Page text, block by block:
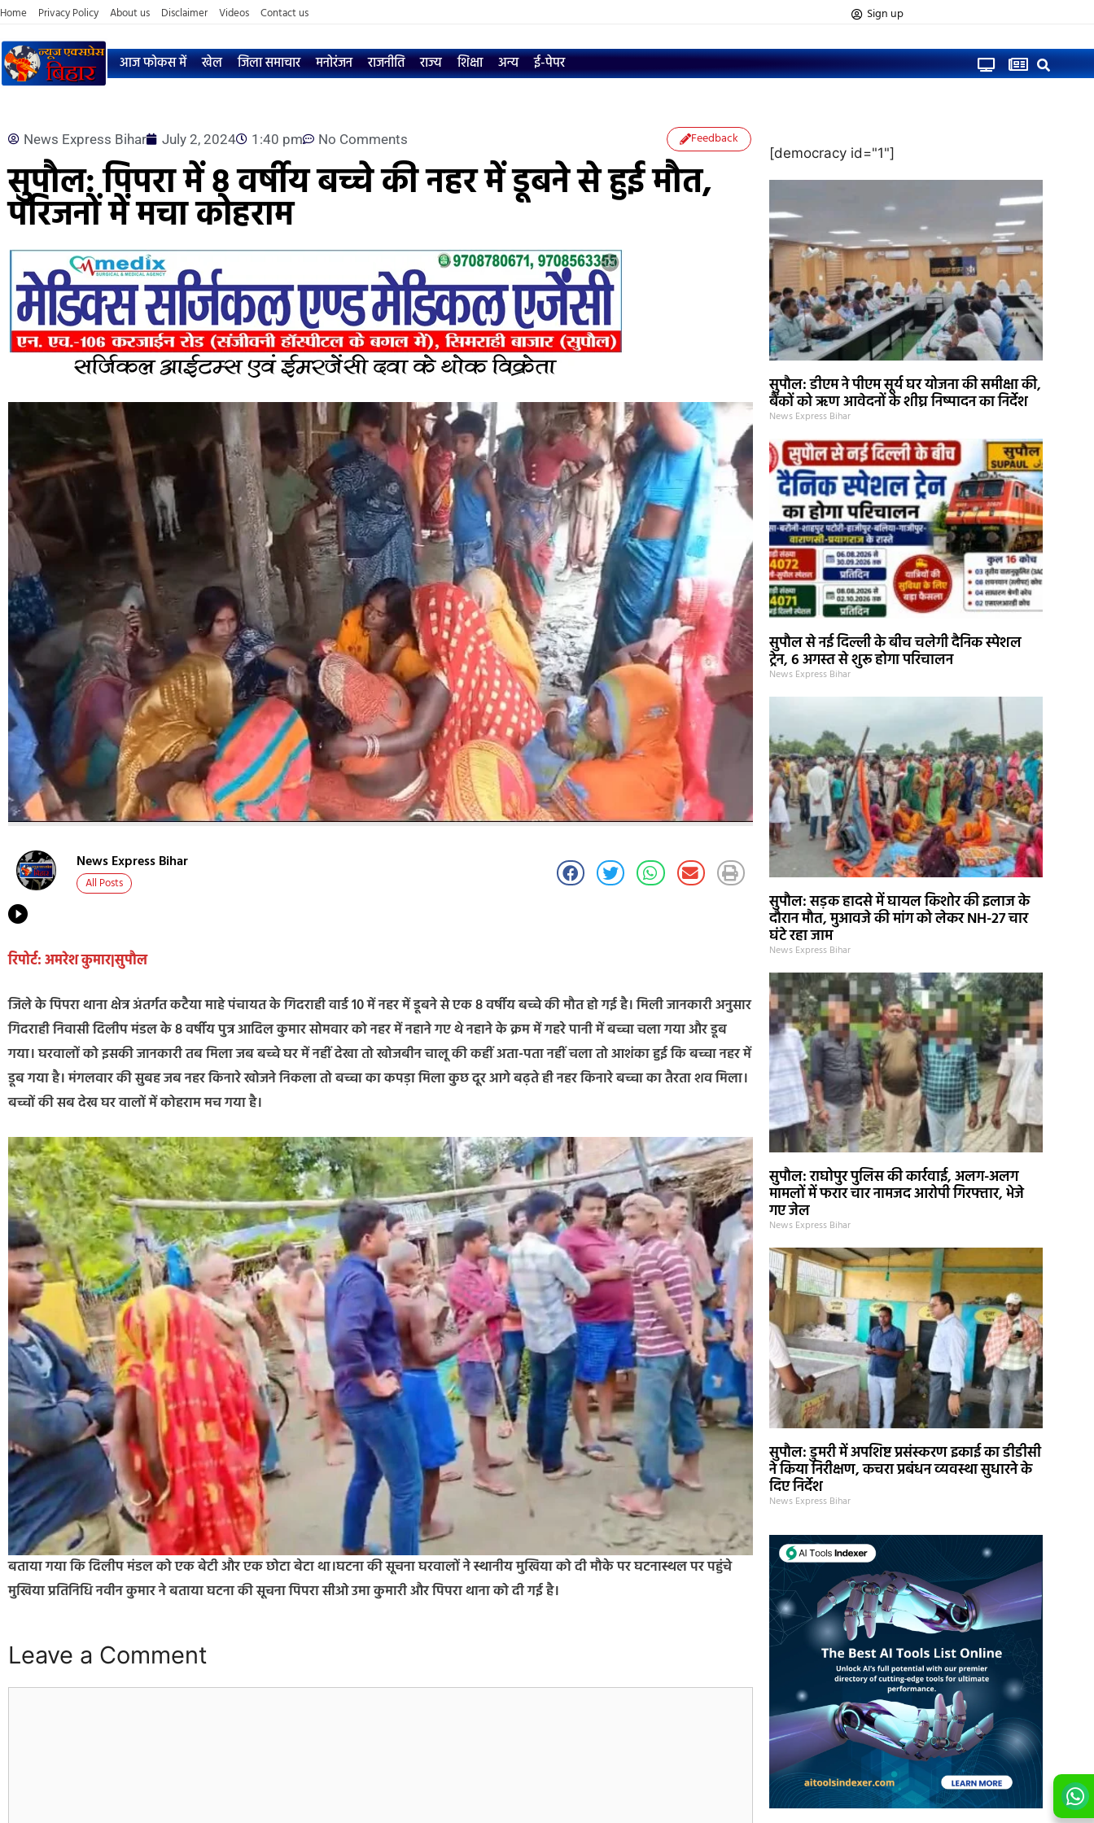
Home Privacy Policy About us Disclaimer Videos Contact us Sign up
आज फोकस में खेल जिला समाचार मनोरंजन राजनीति राज्य शिक्षा अन्य ई-पेपर
News Express Bihar July 2, 2024 1:40 pm No Comments Feedback
सुपौल: पिपरा में 8 वर्षीय बच्चे की नहर में डूबने से हुई मौत,
परिजनों में मचा कोहराम
News Express Bihar
All Posts
रिपोर्ट: अमरेश कुमार|सुपौल
जिले के पिपरा थाना क्षेत्र अंतर्गत कटैया माहे पंचायत के गिदराही वार्ड 10 में नहर में डूबने से एक 8 वर्षीय बच्चे की मौत हो गई है। मिली जानकारी अनुसार
गिदराही निवासी दिलीप मंडल के 8 वर्षीय पुत्र आदिल कुमार सोमवार को नहर में नहाने गए थे नहाने के क्रम में गहरे पानी में बच्चा चला गया और डूब
गया। घरवालों को इसकी जानकारी तब मिला जब बच्चे घर में नहीं देखा तो खोजबीन चालू की कहीं अता-पता नहीं चला तो आशंका हुई कि बच्चा नहर में
डूब गया है। मंगलवार की सुबह जब नहर किनारे खोजने निकला तो बच्चा का कपड़ा मिला कुछ दूर आगे बढ़ते ही नहर किनारे बच्चा का तैरता शव मिला।
बच्चों की सब देख घर वालों में कोहराम मच गया है।
बताया गया कि दिलीप मंडल को एक बेटी और एक छोटा बेटा था।घटना की सूचना घरवालों ने स्थानीय मुखिया को दी मौके पर घटनास्थल पर पहुंचे
मुखिया प्रतिनिधि नवीन कुमार ने बताया घटना की सूचना पिपरा सीओ उमा कुमारी और पिपरा थाना को दी गई है।
Leave a Comment
[democracy id="1"]
सुपौल: डीएम ने पीएम सूर्य घर योजना की समीक्षा की,
बैंकों को ऋण आवेदनों के शीघ्र निष्पादन का निर्देश
News Express Bihar
सुपौल से नई दिल्ली के बीच चलेगी दैनिक स्पेशल
ट्रेन, 6 अगस्त से शुरू होगा परिचालन
News Express Bihar
सुपौल: सड़क हादसे में घायल किशोर की इलाज के
दौरान मौत, मुआवजे की मांग को लेकर NH-27 चार
घंटे रहा जाम
News Express Bihar
सुपौल: राघोपुर पुलिस की कार्रवाई, अलग-अलग
मामलों में फरार चार नामजद आरोपी गिरफ्तार, भेजे
गए जेल
News Express Bihar
सुपौल: डुमरी में अपशिष्ट प्रसंस्करण इकाई का डीडीसी
ने किया निरीक्षण, कचरा प्रबंधन व्यवस्था सुधारने के
दिए निर्देश
News Express Bihar